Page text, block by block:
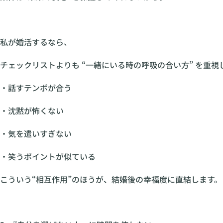
私が婚活するなら、
チェックリストよりも “一緒にいる時の呼吸の合い方” を重視
・話すテンポが合う
・沈黙が怖くない
・気を遣いすぎない
・笑うポイントが似ている
こういう“相互作用”のほうが、結婚後の幸福度に直結します。